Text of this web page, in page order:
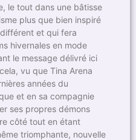
le tout dans une bâtisse
plus que bien inspiré
et qui fera
hivernales en mode
le message délivré ici
vu que Tina Arena
années du
et en sa compagnie
ses propres démons
côté tout en étant
triomphante, nouvelle